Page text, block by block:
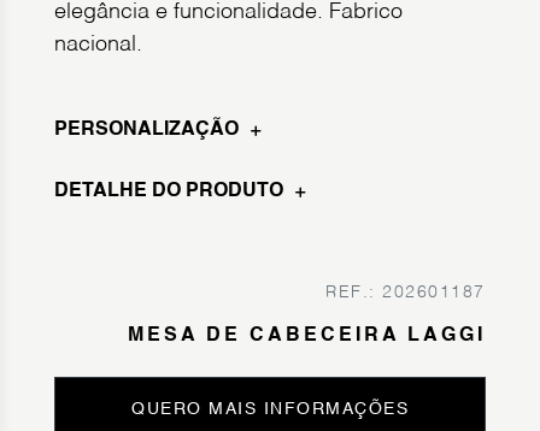
elegância e funcionalidade. Fabrico
nacional.
PERSONALIZAÇÃO
DETALHE DO PRODUTO
REF.: 202601187
MESA DE CABECEIRA LAGGI
QUERO MAIS INFORMAÇÕES